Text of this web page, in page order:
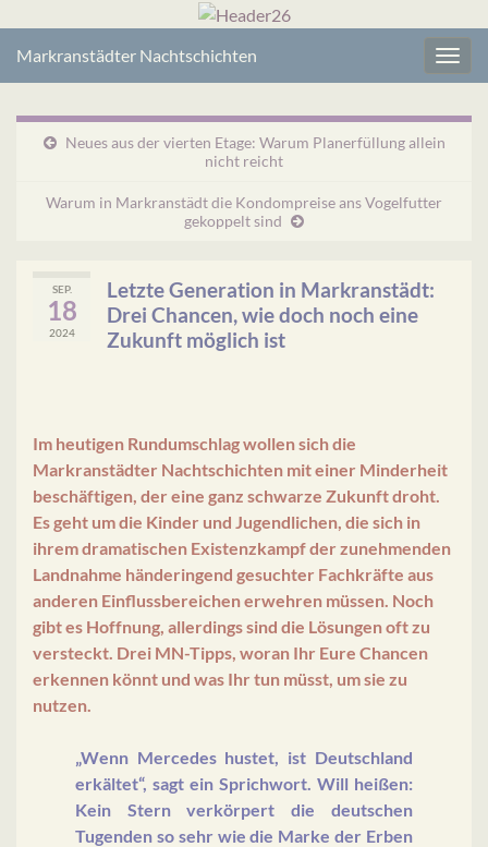
Markranstädter Nachtschichten
Neues aus der vierten Etage: Warum Planerfüllung allein
nicht reicht
Warum in Markranstädt die Kondompreise ans Vogelfutter
gekoppelt sind
SEP.
18
2024
Letzte Generation in Markranstädt:
Drei Chancen, wie doch noch eine
Zukunft möglich ist
Im heutigen Rundumschlag wollen sich die
Markranstädter Nachtschichten mit einer Minderheit
beschäftigen, der eine ganz schwarze Zukunft droht.
Es geht um die Kinder und Jugendlichen, die sich in
ihrem dramatischen Existenzkampf der zunehmenden
Landnahme händeringend gesuchter Fachkräfte aus
anderen Einflussbereichen erwehren müssen. Noch
gibt es Hoffnung, allerdings sind die Lösungen oft zu
versteckt. Drei MN-Tipps, woran Ihr Eure Chancen
erkennen könnt und was Ihr tun müsst, um sie zu
nutzen.
„Wenn Mercedes hustet, ist Deutschland
erkältet“, sagt ein Sprichwort. Will heißen:
Kein Stern verkörpert die deutschen
Tugenden so sehr wie die Marke der Erben